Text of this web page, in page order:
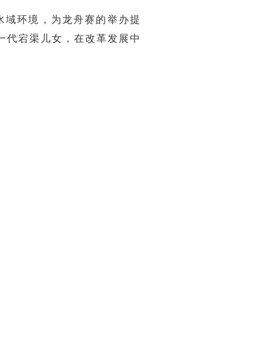
环境，为龙舟赛的举办提
代宕渠儿女，在改革发展中